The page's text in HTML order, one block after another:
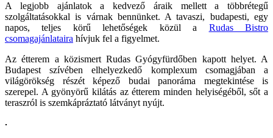
A legjobb ajánlatok a kedvező áraik mellett a többrétegű
szolgáltatásokkal is várnak bennünket. A tavaszi, budapesti, egy
napos, teljes körű lehetőségek közül a Rudas Bistro
csomagajánlataira hívjuk fel a figyelmet.
Az étterem a közismert Rudas Gyógyfürdőben kapott helyet. A
Budapest szívében elhelyezkedő komplexum csomagjában a
világörökség részét képező budai panoráma megtekintése is
szerepel. A gyönyörű kilátás az étterem minden helyiségéből, sőt a
teraszról is szemkápráztató látványt nyújt.